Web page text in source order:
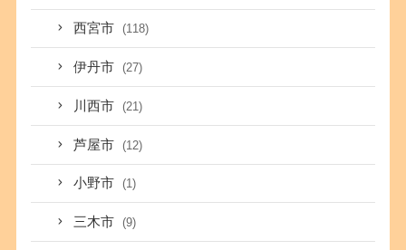
西宮市 (118)
伊丹市 (27)
川西市 (21)
芦屋市 (12)
小野市 (1)
三木市 (9)